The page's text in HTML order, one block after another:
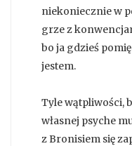
niekoniecznie w
grze z
bo ja gdzieś
jestem.
Tyle wątpliwości,
własnej psyche
z Bronisiem się